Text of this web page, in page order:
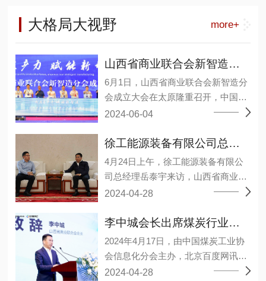
大格局大视野 more+
山西省商业联合会新智造分会成立大会在太原召开
6月1日，山西省商业联合会新智造分
会成立大会在太原隆重召开，中国煤
炭工业协会原副会长王广德、省工商
关院校、研究机构、能源装备上下游
企业和会员单位约1000余人参加了大
会。 会议选举温作洧为会长，许其军
杰、邓德献、巩鸿宾、任杰、许爱
军、孙亚波、孙江龙、李小勤、林敬
淳、杨宏丰、杨德意、连永军、肖海
艳、吴永干、吴雪峰、张维、张小
波、陈邦茂、陈建停、武永强、金
2024-06-04
徐工能源装备有限公司总经理岳泰宇一行莅临山西省商业联合会
4月24日上午，徐工能源装备有限公
司总经理岳泰宇来访，山西省商业联
合会会长李中城接见并举行会谈，会
合作的意见建议。 李中城指出，企业
通过推动大数据、人工智能等新兴技
术与产业深度融合、数字经济和实体
2024-04-28
李中城会长出席煤炭行业大模型应用研讨会
2024年4月17日，由中国煤炭工业协
会信息化分会主办，北京百度网讯科
技有限公司承办的煤炭行业大模型应
2024-04-28